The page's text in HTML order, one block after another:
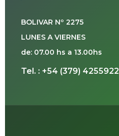
BOLIVAR Nº 2275
LUNES A VIERNES
de: 07.00 hs a 13.00hs
Tel. : +54 (379) 4255922